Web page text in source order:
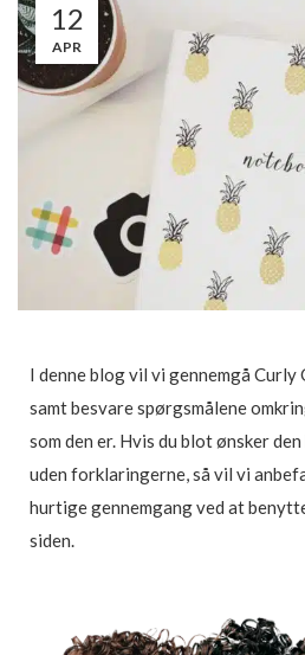
12
APR
I denne blog vil vi gennemgå
samt besvare spørgsmålene
som den er. Hvis du blot ønsker
uden forklaringerne, så vil vi
hurtige gennemgang ved at
siden.